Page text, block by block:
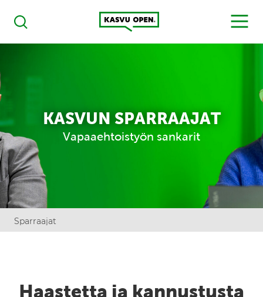
Haku
Kasvu Open
MENU
KASVUN SPARRAAJAT
Vapaaehtoistyön sankarit
Sparraajat
Haastetta ja kannustusta